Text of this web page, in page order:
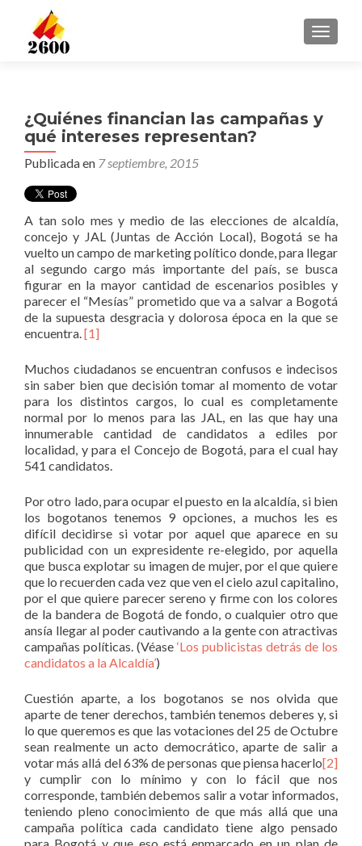
¿Quiénes financian las campañas y
qué intereses representan?
Publicada en 7 septiembre, 2015
A tan solo mes y medio de las elecciones de alcaldía,
concejo y JAL (Juntas de Acción Local), Bogotá se ha
vuelto un campo de marketing político donde, para llegar
al segundo cargo más importante del país, se busca
figurar en la mayor cantidad de escenarios posibles y
parecer el “Mesías” prometido que va a salvar a Bogotá
de la supuesta desgracia y dolorosa época en la que se
encuentra.[1]
Muchos ciudadanos se encuentran confusos e indecisos
sin saber bien que decisión tomar al momento de votar
para los distintos cargos, lo cual es completamente
normal por lo menos para las JAL, en las que hay una
innumerable cantidad de candidatos a ediles por
localidad, y para el Concejo de Bogotá, para el cual hay
541 candidatos.
Por otro lado, para ocupar el puesto en la alcaldía, si bien
los bogotanos tenemos 9 opciones, a muchos les es
difícil decidirse si votar por aquel que aparece en su
publicidad con un expresidente re-elegido, por aquella
que busca explotar su imagen de mujer, por el que quiere
que lo recuerden cada vez que ven el cielo azul capitalino,
por el que quiere parecer sereno y firme con los colores
de la bandera de Bogotá de fondo, o cualquier otro que
ansía llegar al poder cautivando a la gente con atractivas
campañas políticas. (Véase ‘Los publicistas detrás de los
candidatos a la Alcaldía’)
Cuestión aparte, a los bogotanos se nos olvida que
aparte de tener derechos, también tenemos deberes y, si
lo que queremos es que las votaciones del 25 de Octubre
sean realmente un acto democrático, aparte de salir a
votar más allá del 63% de personas que piensa hacerlo[2]
y cumplir con lo mínimo y con lo fácil que nos
corresponde, también debemos salir a votar informados,
teniendo pleno conocimiento de que más allá que una
campaña política cada candidato tiene algo pensado